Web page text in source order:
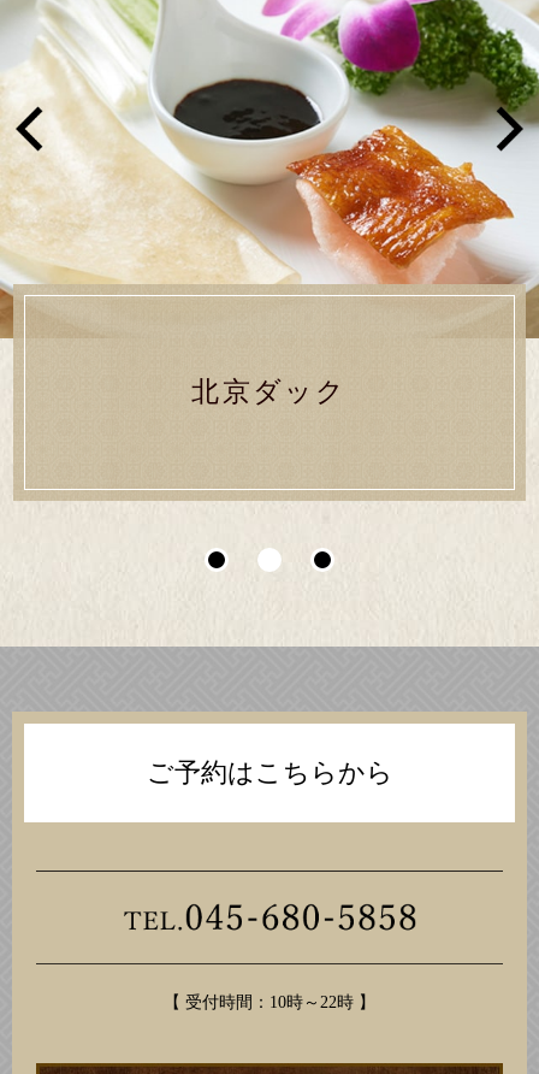
北京ダック
ご予約はこちらから
【 受付時間：10時～22時 】